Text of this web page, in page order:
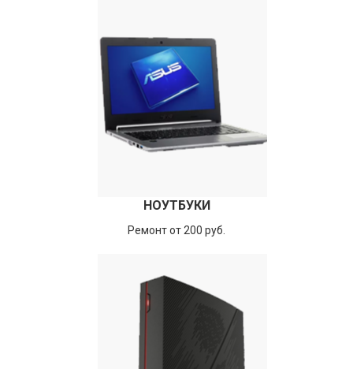
НОУТБУКИ
Ремонт от 200 руб.